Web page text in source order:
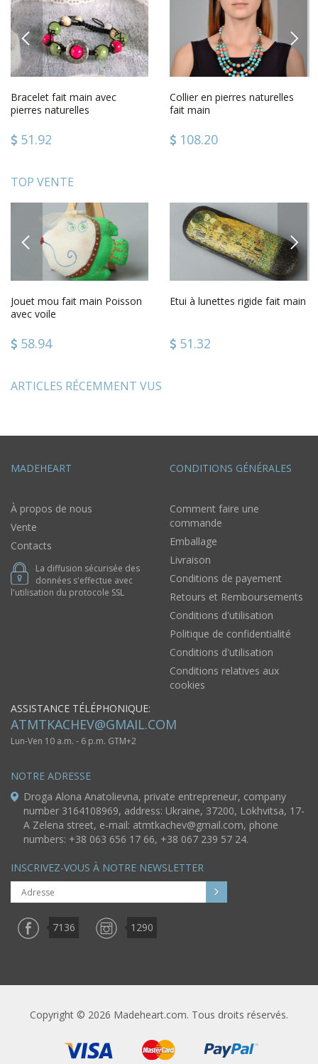
PREVIOUS
Bracelet fait main avec
pierres naturelles
51.92
Collier en pierres naturelles
fait main
108.20
NEXT
TOP VENTE
PREVIOUS
Jouet mou fait main Poisson
avec voile
58.94
Etui à lunettes rigide fait main
51.32
NEXT
ARTICLES RÉCEMMENT VUS
MADEHEART
À propos de nous
Vente
Contacts
La diffusion sécurisée des
données s'effectue avec
l'utilisation du protocole SSL
CONDITIONS GÉNÉRALES
Comment faire une
commande
Emballage
Livraison
Conditions de payement
Retours et Remboursements
Conditions d'utilisation
Politique de confidentialité
Conditions d'utilisation
Conditions relatives aux
cookies
ASSISTANCE TÉLÉPHONIQUE:
ATMTKACHEV@GMAIL.COM
Lun-Ven 10 a.m. - 6 p.m. GTM+2
NOTRE ADRESSE
Droga Alona Anatolievna, private entrepreneur, company
number 3164108969, address: Ukraine, 37200, Lokhvitsa, 17-
A Zelena street, e-mail: atmtkachev@gmail.com, phone
numbers: +38 063 656 17 66, +38 067 239 57 24.
INSCRIVEZ-VOUS À NOTRE NEWSLETTER
7136 1290
Copyright © 2026 Madeheart.com. Tous droits réservés.